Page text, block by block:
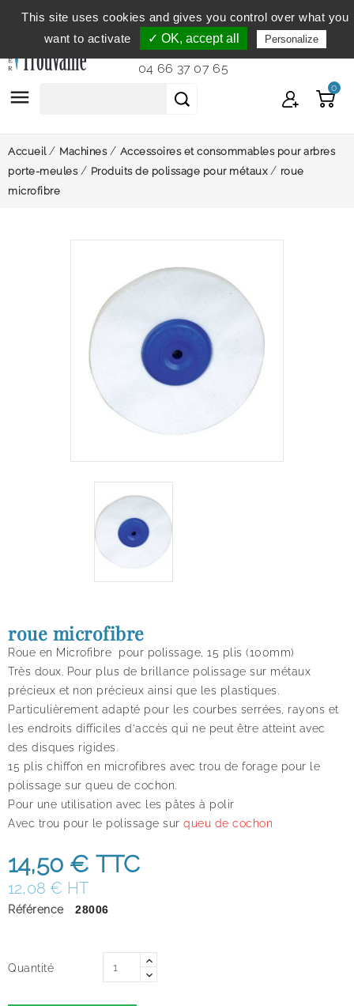
Service clientèle
du lundi au vendredi de 9h à 12h et
de 14h à 18h...
04 66 37 07 65
 0
Accueil Machines
Accessoires et consommables pour arbres
porte-meules
Produits de polissage pour métaux
roue
microfibre
roue microfibre
Roue en Microfibre pour polissage, 15 plis (100mm)
Très doux. Pour plus de brillance polissage sur métaux
précieux et non précieux ainsi que les plastiques.
Particulièrement adapté pour les courbes serrées, rayons et
les endroits difficiles d'accès qui ne peut être atteint avec
des disques rigides.
15 plis chiffon en microfibres avec trou de forage pour le
polissage sur queu de cochon.
Pour une utilisation avec les pâtes à polir
Avec trou pour le polissage sur queu de cochon
14,50 € TTC
12,08 € HT
Référence 28006
Quantité
This site uses cookies and gives you control over what you
want to activate
✓ OK, accept all Personalize